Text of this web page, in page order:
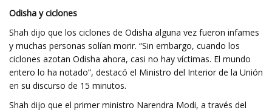
Odisha y ciclones
Shah dijo que los ciclones de Odisha alguna vez fueron infames
y muchas personas solían morir. “Sin embargo, cuando los
ciclones azotan Odisha ahora, casi no hay víctimas. El mundo
entero lo ha notado”, destacó el Ministro del Interior de la Unión
en su discurso de 15 minutos.
Shah dijo que el primer ministro Narendra Modi, a través del